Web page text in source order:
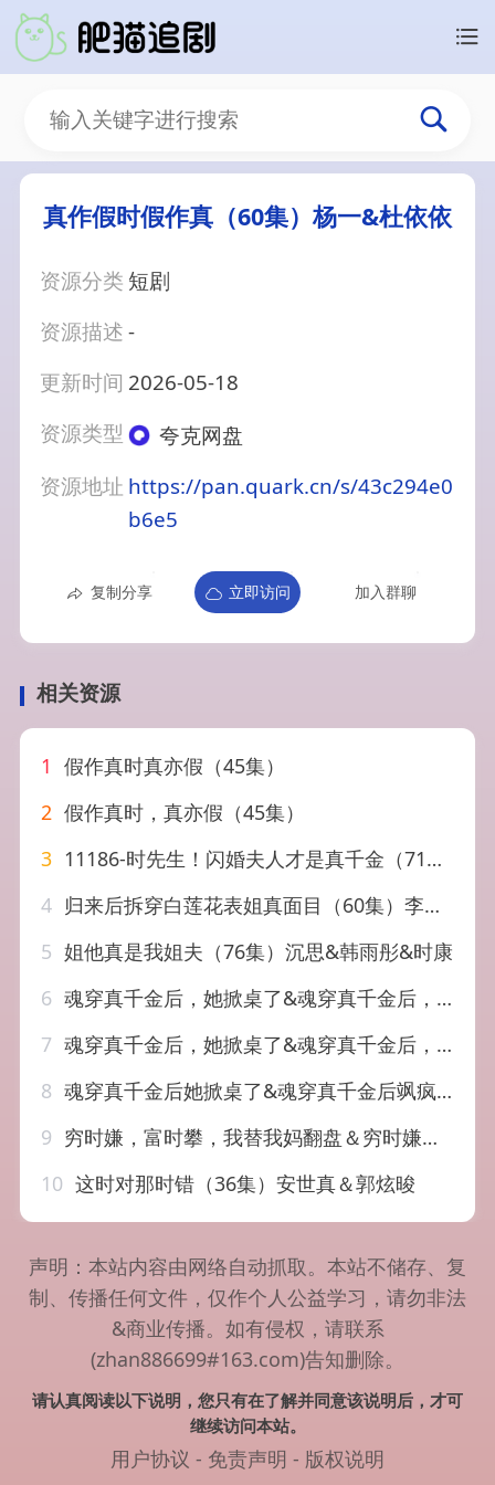
真作假时假作真（60集）杨一&杜依依
资源分类 短剧
资源描述-
更新时间 2026-05-18
资源类型
夸克网盘
资源地址 https://pan.quark.cn/s/43c294e0
b6e5
复制分享 立即访问 加入群聊
相关资源
1 假作真时真亦假（45集）
2 假作真时，真亦假（45集）
3 11186-时先生！闪婚夫人才是真千金（71集）
4 归来后拆穿白莲花表姐真面目（60集）李依依&夏颖
5 姐他真是我姐夫（76集）沉思&韩雨彤&时康
6 魂穿真千金后，她掀桌了&魂穿真千金后，飒疯了（70集）杜亚飞&迟宁宁
7 魂穿真千金后，她掀桌了&魂穿真千金后，飒疯了&魂穿真千金后她掀桌了&魂穿真千金后飒疯了（70集）杜亚飞&迟宁宁
8 魂穿真千金后她掀桌了&魂穿真千金后飒疯了（70集）杜亚飞&迟宁宁
9 穷时嫌，富时攀，我替我妈翻盘＆穷时嫌富时攀我替我妈翻盘（79集）许歌＆杨映真
10 这时对那时错（36集）安世真＆郭炫晙
声明：本站内容由网络自动抓取。本站不储存、复
制、传播任何文件，仅作个人公益学习，请勿非法
&商业传播。如有侵权，请联系
(zhan886699#163.com)告知删除。
请认真阅读以下说明，您只有在了解并同意该说明后，才可
继续访问本站。
用户协议 - 免责声明 - 版权说明